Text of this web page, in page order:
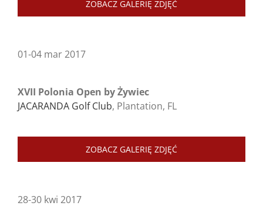
ZOBACZ GALERIĘ ZDJĘĆ
01-04 mar 2017
XVII Polonia Open by Żywiec
JACARANDA Golf Club, Plantation, FL
ZOBACZ GALERIĘ ZDJĘĆ
28-30 kwi 2017